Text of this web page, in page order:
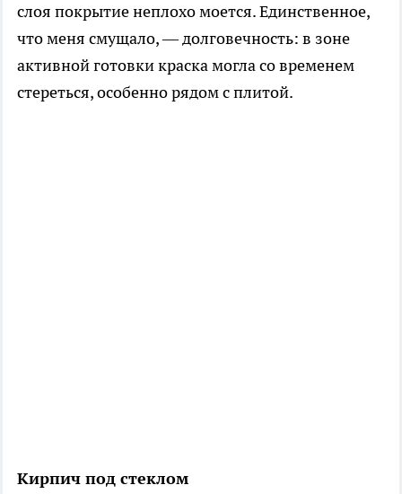
слоя покрытие неплохо моется. Единственное,
что меня смущало, — долговечность: в зоне
активной готовки краска могла со временем
стереться, особенно рядом с плитой.
Кирпич под стеклом